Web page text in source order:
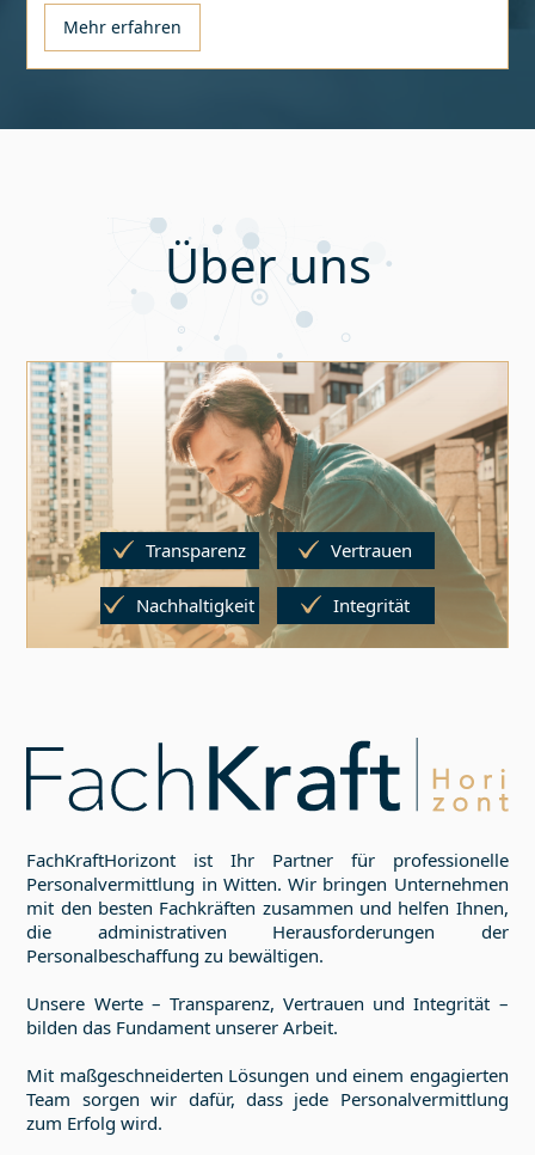
Mehr erfahren
Über uns
FachKraftHorizont ist Ihr Partner für professionelle
Personalvermittlung in Witten. Wir bringen Unternehmen
mit den besten Fachkräften zusammen und helfen Ihnen,
die administrativen Herausforderungen der
Personalbeschaffung zu bewältigen.
Unsere Werte – Transparenz, Vertrauen und Integrität –
bilden das Fundament unserer Arbeit.
Mit maßgeschneiderten Lösungen und einem engagierten
Team sorgen wir dafür, dass jede Personalvermittlung
zum Erfolg wird.
Transparenz Vertrauen
Nachhaltigkeit Integrität